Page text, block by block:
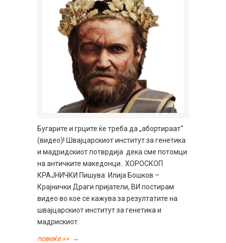
Бугарите и грците ќе треба да „абортираат“
(видео)! Швајцарскиот институт за генетика
и мадридскиот потврдија дека сме потомци
на античките македонци.. ХОРОСКОП
КРАЈНИЧКИ Пишува: Илија Бошков –
Крајнички Драги пријатели, ВИ постирам
видео во кое се кажува за резултатите на
швајцарскиот институт за генетика и
мадрискиот.
повеќе »» →